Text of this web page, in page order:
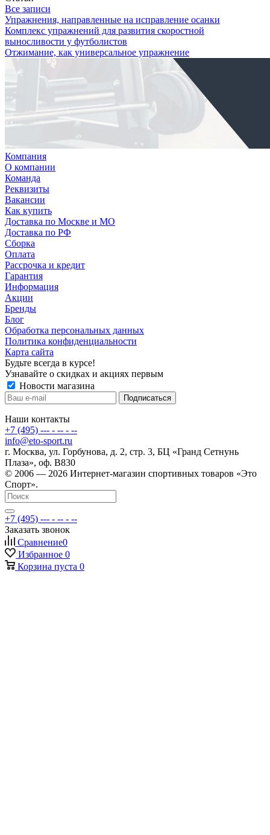
Все записи
Упражнения, направленные на исправление осанки
Комплекс упражнений для развития скоростной
выносливости у футболистов
Отжимание, как универсальное упражнение
Компания
О компании
Команда
Реквизиты
Вакансии
Как купить
Доставка по Москве и МО
Доставка по РФ
Сборка
Оплата
Рассрочка и кредит
Гарантия
Информация
Акции
Бренды
Блог
Обработка персональных данных
Политика конфиденциальности
Карта сайта
Будьте всегда в курсе!
Узнавайте о скидках и акциях первым
Новости магазина
Наши контакты
+7 (495) --- - -- - --
info@eto-sport.ru
г. Москва, ул. Горбунова, д. 2, стр. 3, БЦ «Гранд Сетнунь
Плаза», оф. В830
© 2006 — 2026 Интернет-магазин спортивных товаров «Это
Спорт».
+7 (495) --- - -- - --
Заказать звонок
Сравнение0
Избранное 0
Корзина пуста 0